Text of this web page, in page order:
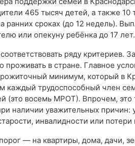
465 тысяч детей, а также 10
сроках (до 12 недель).
или опекуну ребёнка до 17 лет.
ряду критериев.
проживать в стране. Главное
минимум, который в
каждый трудоспособный член
(это восемь МРОТ). Впрочем,
наличии уважительных причин:
инвалидности или
— на квартиры, дома, дачи,